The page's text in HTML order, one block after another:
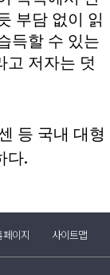
부담 없이 읽
득할 수 있는
고 저자는 덧
등 국내 대형
다.
이지 사이트맵